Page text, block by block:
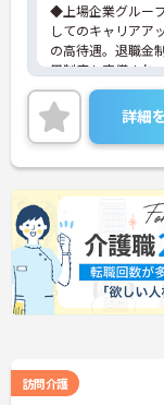
◆上場企業グルー
してのキャリアア
の高待遇。退職金
用制度も完備され
す。
◆残業月平均5時間
ワークライフバラ
日の安定した休日
日）を確保。育児
ネジメント職であ
に取り組むことが
◆多職種連携が根
の最期の望みを叶
護・介護を併設す
と協働。全室個浴
充実し、負担なく
業を支える充実の
詳細
訪問介護